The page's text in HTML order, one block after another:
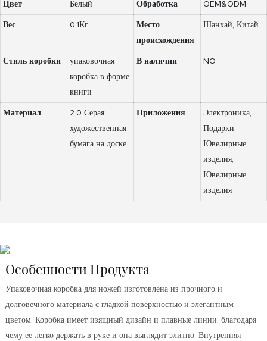
Цвет Белый Обработка OEM&ODM
Вес 0.1Кг
Место
происхождения
Шанхай, Китай
Стиль коробки
упаковочная
коробка в форме
книги
В наличии NO
Материал
2.0 Серая
художественная
бумага на доске
Приложения
Электроника,
Подарки,
Ювелирные
изделия,
Ювелирные
изделия
Особенности Продукта
Упаковочная коробка для ножей изготовлена ​​из прочного и
долговечного материала с гладкой поверхностью и элегантным
цветом. Коробка имеет изящный дизайн и плавные линии, благодаря
чему ее легко держать в руке и она выглядит элитно. Внутренняя